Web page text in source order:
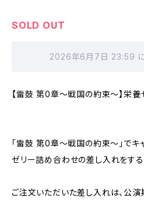
SOLD OUT
2026年6月7日 23:59
【雷鼓 第0章〜戦国の約束〜】栄
「雷鼓 第0章〜戦国の約束〜」でキ
ゼリー詰め合わせの差し入れをする
ご注文いただいた差し入れは、公演